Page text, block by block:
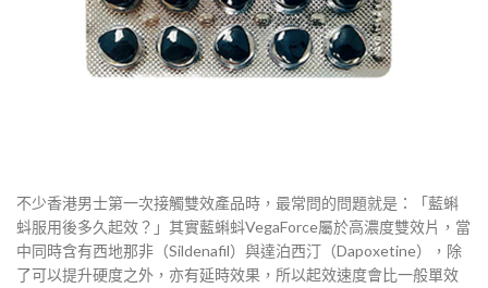
不少香港男士第一次接觸雙效產品時，最常問的問題就是：「藍蝌
蚪服用後多久起效？」其實藍蝌蚪VegaForce屬於高濃度雙效片，當
中同時含有西地那非（Sildenafil）與達泊西汀（Dapoxetine），除
了可以提升硬度之外，亦有延時效果，所以起效速度會比一般單效